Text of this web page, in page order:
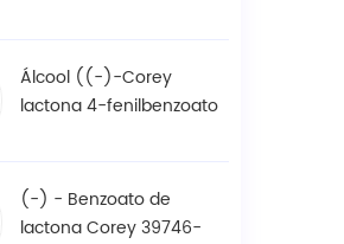
Álcool ((-)-Corey
lactona 4-fenilbenzoato
(-) - Benzoato de
lactona Corey 39746-